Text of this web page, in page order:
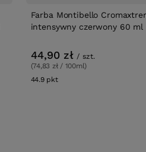
Farba Montibello
intensywny czerwony 60 ml
44,90 zł / szt.
(74,83 zł / 100ml)
44.9 pktpunktów